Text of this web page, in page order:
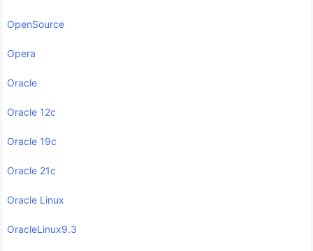
OpenSource
Opera
Oracle
Oracle 12c
Oracle 19c
Oracle 21c
Oracle Linux
OracleLinux9.3